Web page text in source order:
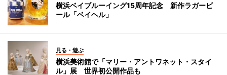
横浜ベイブルーイング15周年記念 新作ラガービ
ール「ベイヘル」
見る・遊ぶ
横浜美術館で「マリー・アントワネット・スタイ
ル」展 世界初公開作品も